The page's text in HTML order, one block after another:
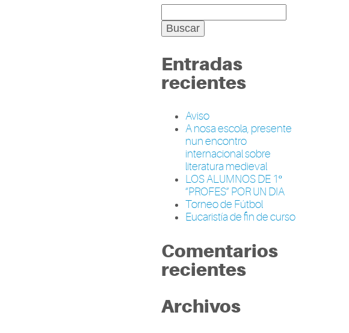
Entradas
recientes
Aviso
A nosa escola, presente
nun encontro
internacional sobre
literatura medieval
LOS ALUMNOS DE 1º
“PROFES” POR UN DIA
Torneo de Fútbol
Eucaristía de fin de curso
Comentarios
recientes
Archivos